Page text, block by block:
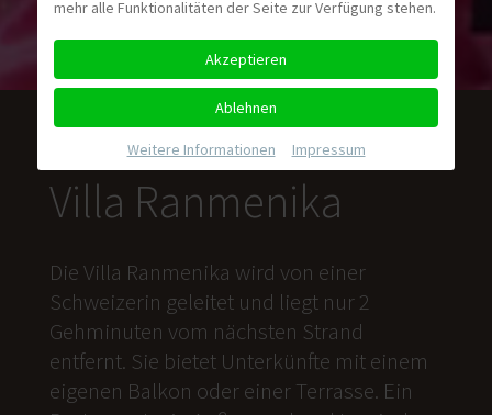
Villa Ranmenika
Die Villa Ranmenika wird von einer
Schweizerin geleitet und liegt nur 2
Gehminuten vom nächsten Strand
entfernt. Sie bietet Unterkünfte mit einem
eigenen Balkon oder einer Terrasse. Ein
mehr alle Funktionalitäten der Seite zur Verfügung stehen.
Akzeptieren
Ablehnen
Weitere Informationen Impressum